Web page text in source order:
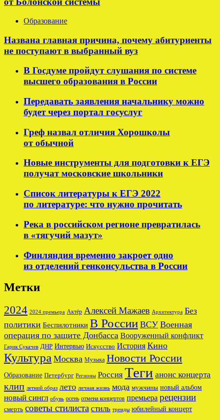
Образование
Названа главная причина, почему абитуриенты
не поступают в выбранный вуз
В Госдуме пройдут слушания по системе
высшего образования в России
Передавать заявления начальнику можно
будет через портал госуслуг
Греф назвал отличия Хорошколы
от обычной
Новые инструменты для подготовки к ЕГЭ
получат московские школьники
Список литературы к ЕГЭ 2022
по литературе: что нужно прочитать
Река в российском регионе превратилась
в «тягучий мазут»
Финляндия временно закроет одно
из отделений генконсульства в России
Метки
2024 2024 премьера Актёр Алексей Мажаев Архитектура Без
политики Беспилотники В России ВСУ Военная
операция по защите Донбасса Вооруженный конфликт
Гарик Сукачев ДНР Интервью Искусство История Кино
Культура Москва Музыка Новости России
Образование Петербург Регионы Россия Теги анонс концерта
клип летний образ лето личная жизнь мода мужчины новый альбом
новый сингл обувь осень отмена концертов премьера рецензии
смерть советы стилиста стиль тренды юбилейный концерт